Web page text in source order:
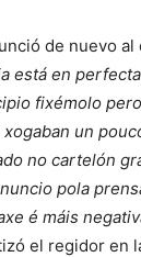
de nuevo al
está en
fixémolo
un
no cartelón
pola
é máis
el regidor en